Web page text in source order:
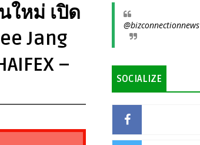
ใหม่ เปิด
Jang
–
@bizconnectionnews
SOCIALIZE